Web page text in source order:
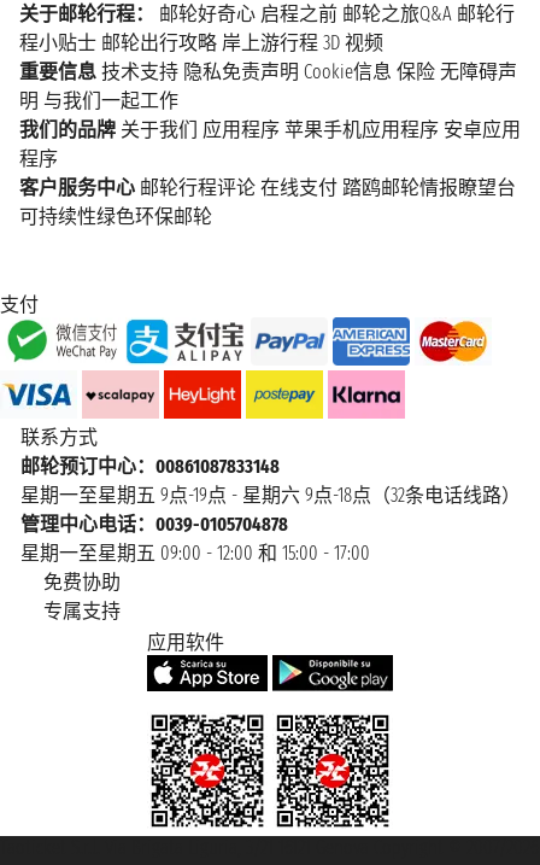
关于邮轮行程：
邮轮好奇心 启程之前 邮轮之旅Q&A 邮轮行
程小贴士 邮轮出行攻略 岸上游行程 3D 视频
重要信息 技术支持 隐私免责声明 Cookie信息 保险 无障碍声
明 与我们一起工作
我们的品牌 关于我们 应用程序 苹果手机应用程序 安卓应用
程序
客户服务中心 邮轮行程评论 在线支付 踏鸥邮轮情报瞭望台
可持续性绿色环保邮轮
支付
联系方式
邮轮预订中心：00861087833148
星期一至星期五 9点-19点 - 星期六 9点-18点（32条电话线路）
管理中心电话：0039-0105704878
星期一至星期五 09:00 - 12:00 和 15:00 - 17:00
免费协助
专属支持
应用软件